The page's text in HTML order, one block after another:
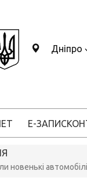
Дніпро
Е-ЗАПИС
новенькі